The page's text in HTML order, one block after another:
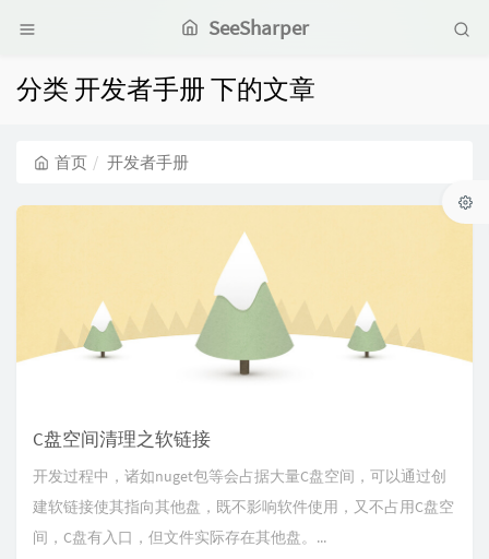
SeeSharper
分类 开发者手册 下的文章
首页 开发者手册
C盘空间清理之软链接
开发过程中，诸如nuget包等会占据大量C盘空间，可以通过创
建软链接使其指向其他盘，既不影响软件使用，又不占用C盘空
间，C盘有入口，但文件实际存在其他盘。...